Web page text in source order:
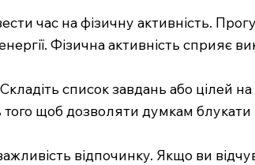
час на фізичну активність.
Фізична активність сприяє
список завдань або цілей
того щоб дозволяти думкам
відпочинку. Якщо ви